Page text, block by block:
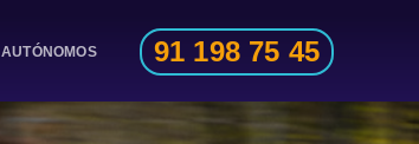
AUTÓNOMOS 91 198 75 45